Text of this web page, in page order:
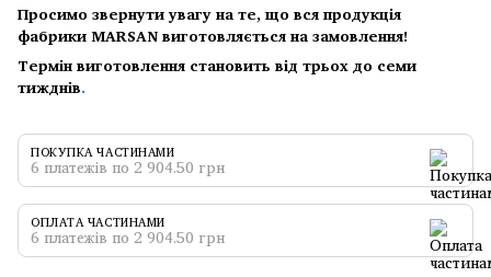
Просимо звернути увагу на те, що вся продукція
фабрики MARSAN виготовляється на замовлення!
Термін виготовлення становить від трьох до семи
тижднів.
ПОКУПКА ЧАСТИНАМИ
6 платежів по 2 904.50 грн
ОПЛАТА ЧАСТИНАМИ
6 платежів по 2 904.50 грн